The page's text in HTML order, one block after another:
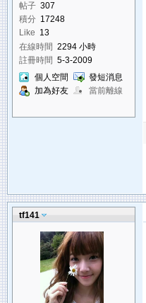
帖子 307
積分 17248
Like 13
在線時間 2294 小時
註冊時間 5-3-2009
個人空間
發短消息
加為好友
當前離線
tf141